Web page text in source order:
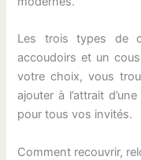
Les trois types de
accoudoirs et un
votre choix, vous
ajouter à l’attrait
pour tous vos invités.
Comment recouvrir,